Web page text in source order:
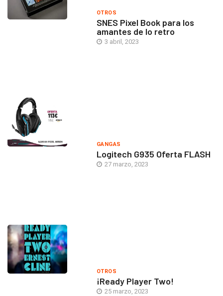
OTROS
SNES Pixel Book para los
amantes de lo retro
3 abril, 2023
GANGAS
Logitech G935 Oferta FLASH
27 marzo, 2023
OTROS
¡Ready Player Two!
25 marzo, 2023